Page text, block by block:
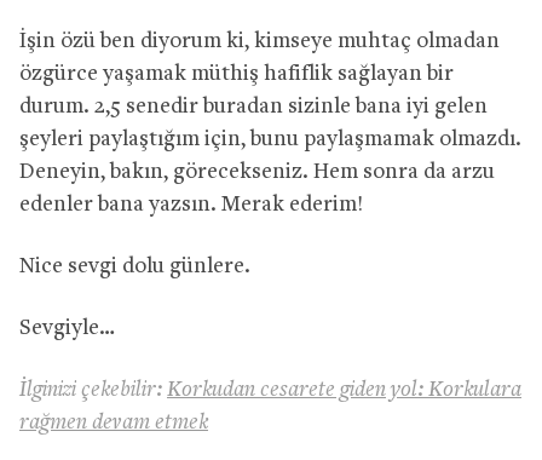
İşin özü ben diyorum ki, kimseye muhtaç olmadan
özgürce yaşamak müthiş hafiflik sağlayan bir
durum. 2,5 senedir buradan sizinle bana iyi gelen
şeyleri paylaştığım için, bunu paylaşmamak olmazdı.
Deneyin, bakın, görecekseniz. Hem sonra da arzu
edenler bana yazsın. Merak ederim!
Nice sevgi dolu günlere.
Sevgiyle…
İlginizi çekebilir: Korkudan cesarete giden yol: Korkulara
rağmen devam etmek